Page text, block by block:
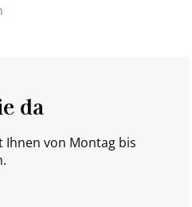
da
Ihnen von Montag bis